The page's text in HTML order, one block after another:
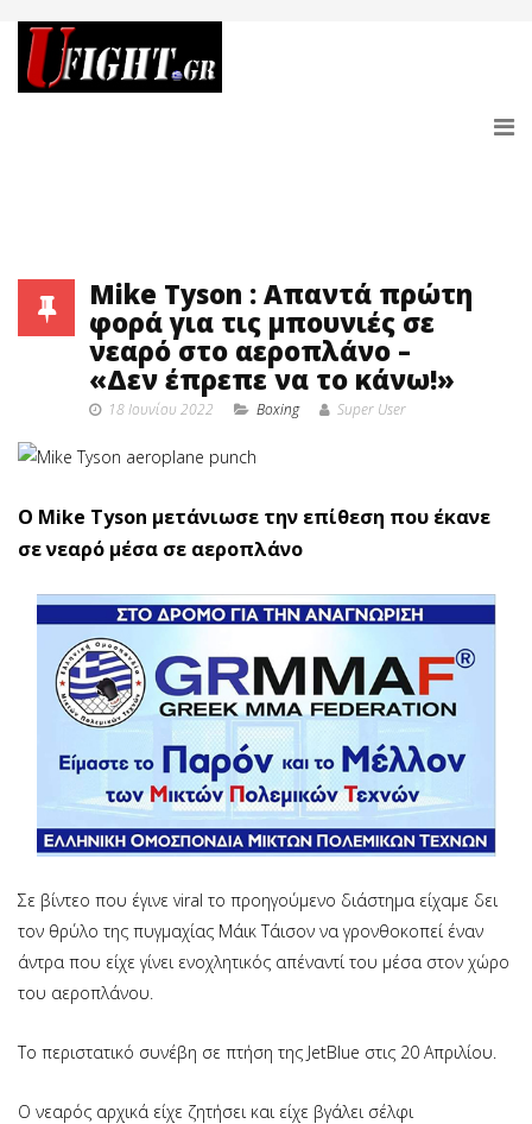
Mike Tyson : Απαντά πρώτη
φορά για τις μπουνιές σε
νεαρό στο αεροπλάνο –
«Δεν έπρεπε να το κάνω!»
18 Ιουνίου 2022 Boxing Super User
O Mike Tyson μετάνιωσε την επίθεση που έκανε
σε νεαρό μέσα σε αεροπλάνο
Σε βίντεο που έγινε viral το προηγούμενο διάστημα είχαμε δει
τον θρύλο της πυγμαχίας Μάικ Τάισον να γρονθοκοπεί έναν
άντρα που είχε γίνει ενοχλητικός απέναντί του μέσα στον χώρο
του αεροπλάνου.
Το περιστατικό συνέβη σε πτήση της JetBlue στις 20 Απριλίου.
Ο νεαρός αρχικά είχε ζητήσει και είχε βγάλει σέλφι